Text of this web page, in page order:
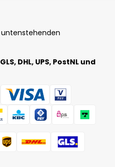
DHL, UPS, PostNL und